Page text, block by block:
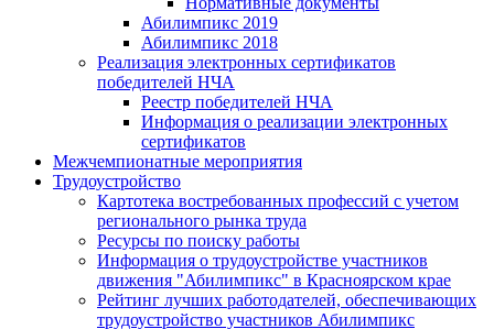
Абилимпикс 2019
Абилимпикс 2018
Реализация электронных сертификатов
победителей НЧА
Реестр победителей НЧА
Информация о реализации электронных
сертификатов
Межчемпионатные мероприятия
Трудоустройство
Картотека востребованных профессий с учетом
регионального рынка труда
Ресурсы по поиску работы
Информация о трудоустройстве участников
движения "Абилимпикс" в Красноярском крае
Рейтинг лучших работодателей, обеспечивающих
трудоустройство участников Абилимпикс